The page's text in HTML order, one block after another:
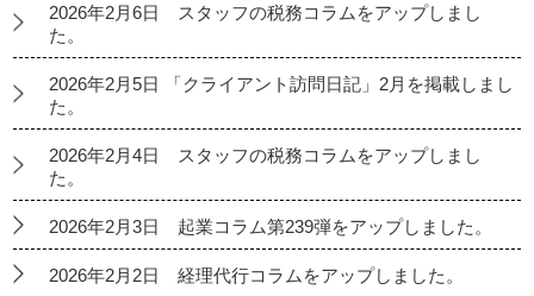
2026年2月6日 スタッフの税務コラムをアップしまし
た。
2026年2月5日 「クライアント訪問日記」2月を掲載しまし
た。
2026年2月4日 スタッフの税務コラムをアップしまし
た。
2026年2月3日 起業コラム第239弾をアップしました。
2026年2月2日 経理代行コラムをアップしました。